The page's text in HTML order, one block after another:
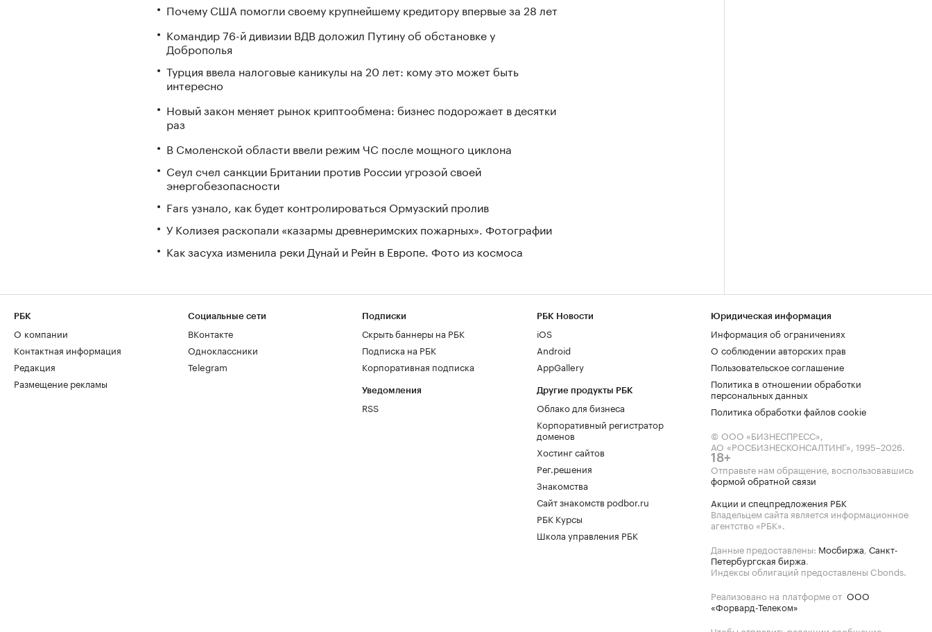
Почему США помогли своему крупнейшему кредитору впервые за 28 лет
Командир 76-й дивизии ВДВ доложил Путину об обстановке у
Доброполья
Турция ввела налоговые каникулы на 20 лет: кому это может быть
интересно
Новый закон меняет рынок криптообмена: бизнес подорожает в десятки
раз
В Смоленской области ввели режим ЧС после мощного циклона
Сеул счел санкции Британии против России угрозой своей
энергобезопасности
Fars узнало, как будет контролироваться Ормузский пролив
У Колизея раскопали «казармы древнеримских пожарных». Фотографии
Как засуха изменила реки Дунай и Рейн в Европе. Фото из космоса
РБК
О компании
Контактная информация
Редакция
Размещение рекламы
Социальные сети
ВКонтакте
Одноклассники
Telegram
Подписки
Скрыть баннеры на РБК
Подписка на РБК
Корпоративная подписка
Уведомления
RSS
РБК Новости
iOS
Android
AppGallery
Другие продукты РБК
Облако для бизнеса
Корпоративный регистратор
доменов
Хостинг сайтов
Рег.решения
Знакомства
Сайт знакомств podbor.ru
РБК Курсы
Школа управления РБК
Юридическая информация
Информация об ограничениях
О соблюдении авторских прав
Пользовательское соглашение
Политика в отношении обработки
персональных данных
Политика обработки файлов cookie
© ООО «БИЗНЕСПРЕСС»,
АО «РОСБИЗНЕСКОНСАЛТИНГ», 1995–2026.
18+
Отправьте нам обращение, воспользовавшись
формой обратной связи
Акции и спецпредложения РБК
Владельцем сайта является информационное
агентство «РБК».
Данные предоставлены: Мосбиржа, Санкт-
Петербургская биржа.
Индексы облигаций предоставлены Cbonds.
Реализовано на платформе от ООО
«Форвард-Телеком»